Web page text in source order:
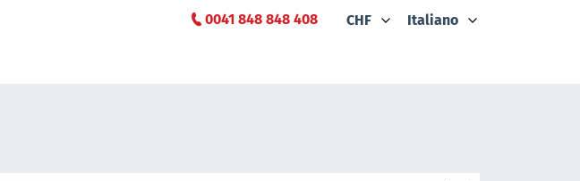
0041 848 848 408 CHF Italiano